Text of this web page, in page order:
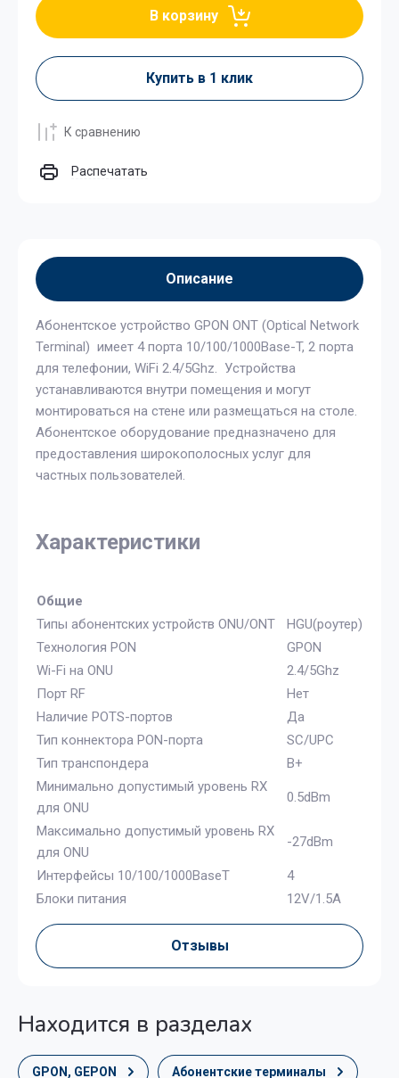
В корзину
Купить в 1 клик
К сравнению
Распечатать
Описание
Абонентское устройство GPON ONT (Optical Network
Terminal) имеет 4 порта 10/100/1000Base-T, 2 порта
для телефонии, WiFi 2.4/5Ghz. Устройства
устанавливаются внутри помещения и могут
монтироваться на стене или размещаться на столе.
Абонентское оборудование предназначено для
предоставления широкополосных услуг для
частных пользователей.
Характеристики
Общие
Типы абонентских устройств ONU/ONT
HGU(роутер)
Технология PON
GPON
Wi-Fi на ONU
2.4/5Ghz
Порт RF
Нет
Наличие POTS-портов
Да
Тип коннектора PON-порта
SC/UPC
Тип транспондера
B+
Минимально допустимый уровень RX
для ONU
0.5dBm
Максимально допустимый уровень RX
для ONU
-27dBm
Интерфейсы 10/100/1000BaseT
4
Блоки питания
12V/1.5A
Отзывы
Находится в разделах
GPON, GEPON Абонентские терминалы